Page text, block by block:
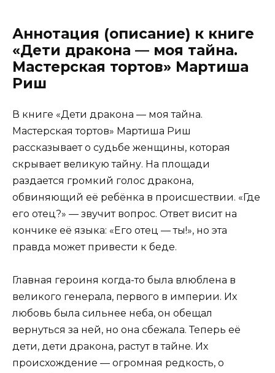
Аннотация (описание) к книге
«Дети дракона — моя тайна.
Мастерская тортов» Мартиша
Риш
В книге «Дети дракона — моя тайна.
Мастерская тортов» Мартиша Риш
рассказывает о судьбе женщины, которая
скрывает великую тайну. На площади
раздается громкий голос дракона,
обвиняющий её ребёнка в происшествии. «Где
его отец?» — звучит вопрос. Ответ висит на
кончике её языка: «Его отец — ты!», но эта
правда может привести к беде.
Главная героиня когда-то была влюблена в
великого генерала, первого в империи. Их
любовь была сильнее неба, он обещал
вернуться за ней, но она сбежала. Теперь её
дети, дети дракона, растут в тайне. Их
происхождение — огромная редкость, о